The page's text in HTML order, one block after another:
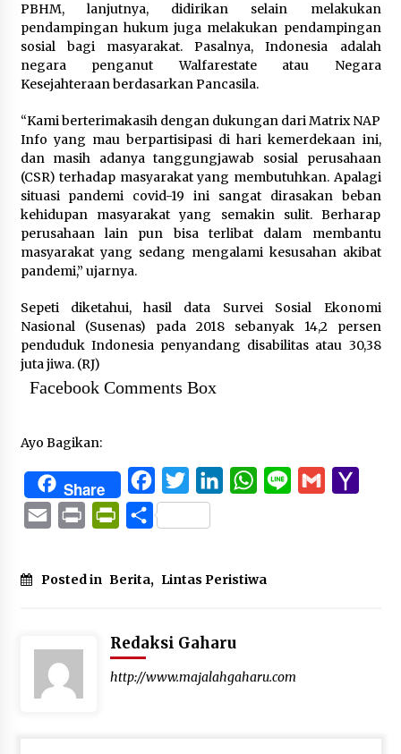
PBHM, lanjutnya, didirikan selain melakukan
pendampingan hukum juga melakukan pendampingan
sosial bagi masyarakat. Pasalnya, Indonesia adalah
negara penganut Walfarestate atau Negara
Kesejahteraan berdasarkan Pancasila.
“Kami berterimakasih dengan dukungan dari Matrix NAP
Info yang mau berpartisipasi di hari kemerdekaan ini,
dan masih adanya tanggungjawab sosial perusahaan
(CSR) terhadap masyarakat yang membutuhkan. Apalagi
situasi pandemi covid-19 ini sangat dirasakan beban
kehidupan masyarakat yang semakin sulit. Berharap
perusahaan lain pun bisa terlibat dalam membantu
masyarakat yang sedang mengalami kesusahan akibat
pandemi,” ujarnya.
Sepeti diketahui, hasil data Survei Sosial Ekonomi
Nasional (Susenas) pada 2018 sebanyak 14,2 persen
penduduk Indonesia penyandang disabilitas atau 30,38
juta jiwa. (RJ)
Facebook Comments Box
Ayo Bagikan:
Share FacebookTwitterLinkedInWhatsApp
Line Gmail
Email Print PrintFriendly
Share
Posted in Berita, Lintas Peristiwa
Redaksi Gaharu
http://www.majalahgaharu.com